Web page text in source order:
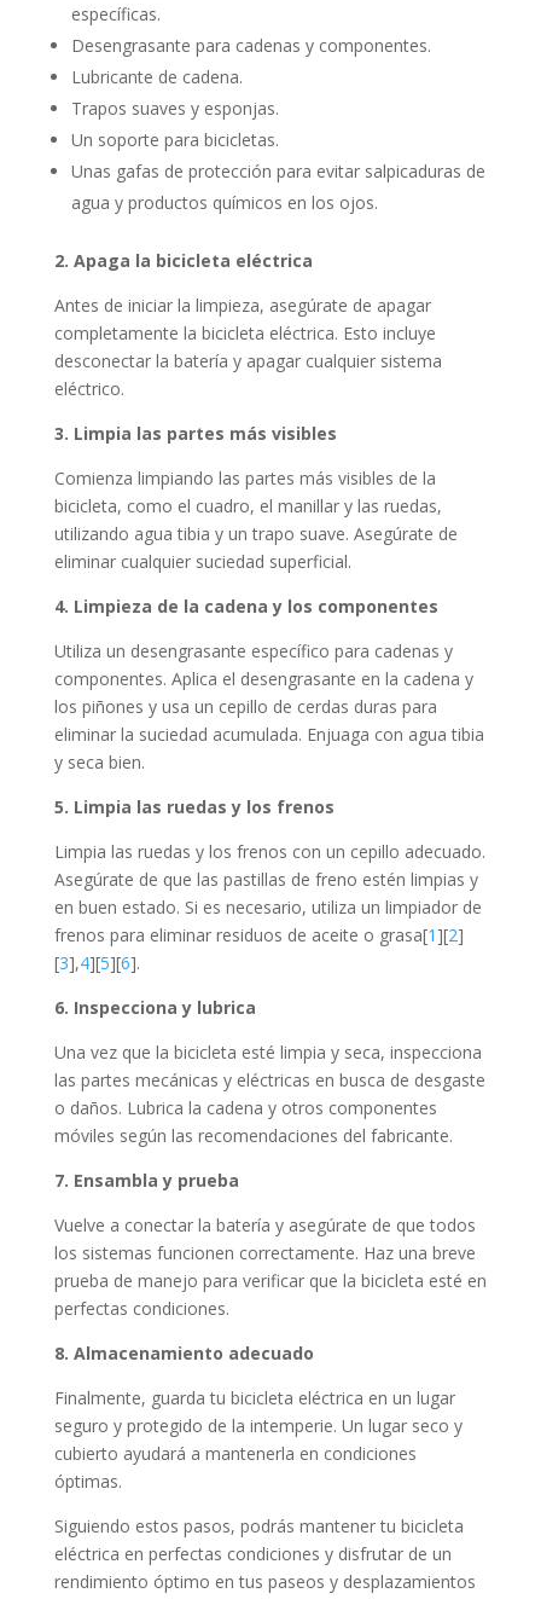
específicas.
Desengrasante para cadenas y componentes.
Lubricante de cadena.
Trapos suaves y esponjas.
Un soporte para bicicletas.
Unas gafas de protección para evitar salpicaduras de
agua y productos químicos en los ojos.
2. Apaga la bicicleta eléctrica
Antes de iniciar la limpieza, asegúrate de apagar
completamente la bicicleta eléctrica. Esto incluye
desconectar la batería y apagar cualquier sistema
eléctrico.
3. Limpia las partes más visibles
Comienza limpiando las partes más visibles de la
bicicleta, como el cuadro, el manillar y las ruedas,
utilizando agua tibia y un trapo suave. Asegúrate de
eliminar cualquier suciedad superficial.
4. Limpieza de la cadena y los componentes
Utiliza un desengrasante específico para cadenas y
componentes. Aplica el desengrasante en la cadena y
los piñones y usa un cepillo de cerdas duras para
eliminar la suciedad acumulada. Enjuaga con agua tibia
y seca bien.
5. Limpia las ruedas y los frenos
Limpia las ruedas y los frenos con un cepillo adecuado.
Asegúrate de que las pastillas de freno estén limpias y
en buen estado. Si es necesario, utiliza un limpiador de
frenos para eliminar residuos de aceite o grasa[1][2]
[3],4][5][6].
6. Inspecciona y lubrica
Una vez que la bicicleta esté limpia y seca, inspecciona
las partes mecánicas y eléctricas en busca de desgaste
o daños. Lubrica la cadena y otros componentes
móviles según las recomendaciones del fabricante.
7. Ensambla y prueba
Vuelve a conectar la batería y asegúrate de que todos
los sistemas funcionen correctamente. Haz una breve
prueba de manejo para verificar que la bicicleta esté en
perfectas condiciones.
8. Almacenamiento adecuado
Finalmente, guarda tu bicicleta eléctrica en un lugar
seguro y protegido de la intemperie. Un lugar seco y
cubierto ayudará a mantenerla en condiciones
óptimas.
Siguiendo estos pasos, podrás mantener tu bicicleta
eléctrica en perfectas condiciones y disfrutar de un
rendimiento óptimo en tus paseos y desplazamientos